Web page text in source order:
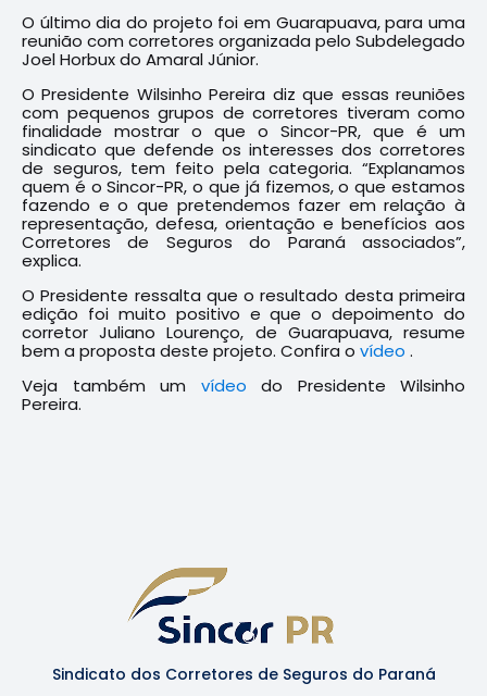
O último dia do projeto foi em Guarapuava, para uma
reunião com corretores organizada pelo Subdelegado
Joel Horbux do Amaral Júnior.
O Presidente Wilsinho Pereira diz que essas reuniões
com pequenos grupos de corretores tiveram como
finalidade mostrar o que o Sincor-PR, que é um
sindicato que defende os interesses dos corretores
de seguros, tem feito pela categoria. “Explanamos
quem é o Sincor-PR, o que já fizemos, o que estamos
fazendo e o que pretendemos fazer em relação à
representação, defesa, orientação e benefícios aos
Corretores de Seguros do Paraná associados”,
explica.
O Presidente ressalta que o resultado desta primeira
edição foi muito positivo e que o depoimento do
corretor Juliano Lourenço, de Guarapuava, resume
bem a proposta deste projeto. Confira o vídeo .
Veja também um vídeo do Presidente Wilsinho
Pereira.
Sindicato dos Corretores de Seguros do Paraná